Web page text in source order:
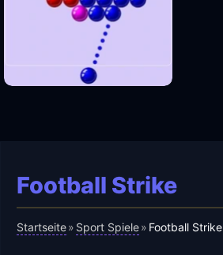
Football Strike
Startseite» Sport Spiele» Football Strike